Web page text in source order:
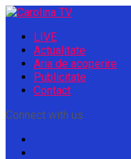
LIVE
Actualitate
Aria de acoperire
Publicitate
Contact
Connect with us